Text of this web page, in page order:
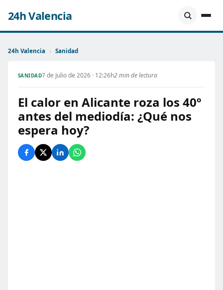
24h Valencia
24h Valencia › Sanidad
SANIDAD7 de Julio de 2026 · 12:26h2 min de lectura
El calor en Alicante roza los 40º
antes del mediodía: ¿Qué nos
espera hoy?